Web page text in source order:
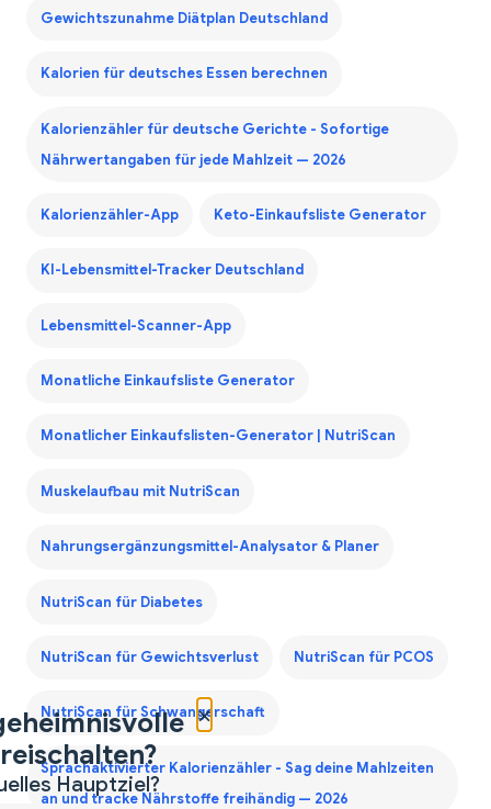
Gewichtszunahme Diätplan Deutschland
Kalorien für deutsches Essen berechnen
Kalorienzähler für deutsche Gerichte - Sofortige
Nährwertangaben für jede Mahlzeit — 2026
Kalorienzähler-App Keto-Einkaufsliste Generator
KI-Lebensmittel-Tracker Deutschland
Lebensmittel-Scanner-App
Monatliche Einkaufsliste Generator
Monatlicher Einkaufslisten-Generator | NutriScan
Muskelaufbau mit NutriScan
Nahrungsergänzungsmittel-Analysator & Planer
NutriScan für Diabetes
NutriScan für Gewichtsverlust NutriScan für PCOS
NutriScan für Schwangerschaft
Sprachaktivierter Kalorienzähler - Sag deine Mahlzeiten
an und tracke Nährstoffe freihändig — 2026
×
Hauptziel?